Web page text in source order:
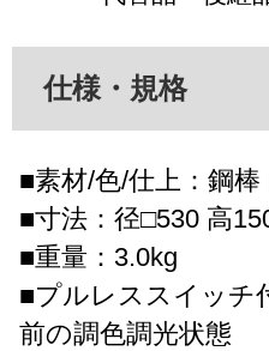
仕様・規格
■素材/色/仕上：鋼
■寸法：径□530 高
■重量：3.0kg
■プルレススイッ
前の調色調光状態